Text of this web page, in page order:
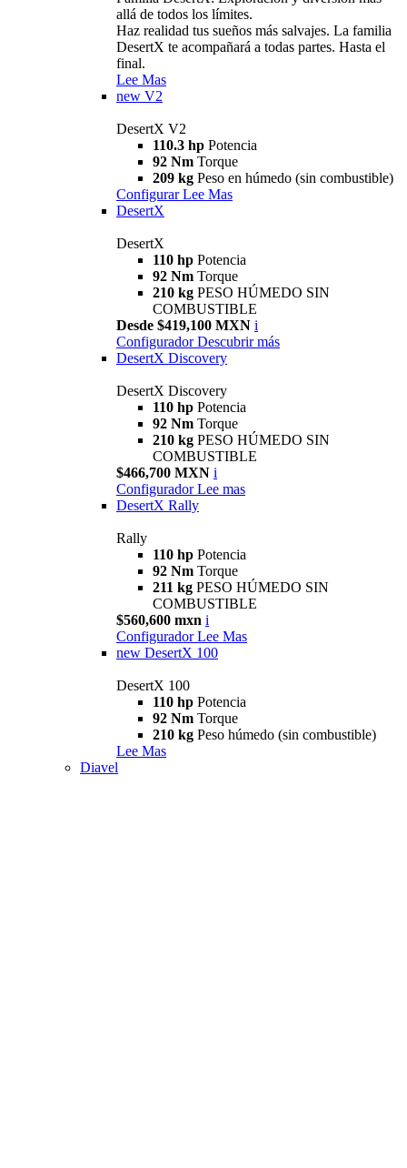
allá de todos los límites.
Haz realidad tus sueños más salvajes. La familia
DesertX te acompañará a todas partes. Hasta el
final.
Lee Mas
new V2
DesertX V2
110.3 hp Potencia
92 Nm Torque
209 kg Peso en húmedo (sin combustible)
Configurar Lee Mas
DesertX
DesertX
110 hp Potencia
92 Nm Torque
210 kg PESO HÚMEDO SIN
COMBUSTIBLE
Desde $419,100 MXN i
Configurador Descubrir más
DesertX Discovery
DesertX Discovery
110 hp Potencia
92 Nm Torque
210 kg PESO HÚMEDO SIN
COMBUSTIBLE
$466,700 MXN i
Configurador Lee mas
DesertX Rally
Rally
110 hp Potencia
92 Nm Torque
211 kg PESO HÚMEDO SIN
COMBUSTIBLE
$560,600 mxn i
Configurador Lee Mas
new DesertX 100
DesertX 100
110 hp Potencia
92 Nm Torque
210 kg Peso húmedo (sin combustible)
Lee Mas
Diavel